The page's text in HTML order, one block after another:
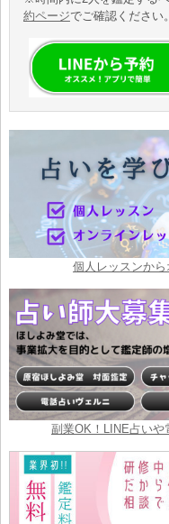
約ページでご確認ください。
個人レッスンか
副業OK！LINE占いや